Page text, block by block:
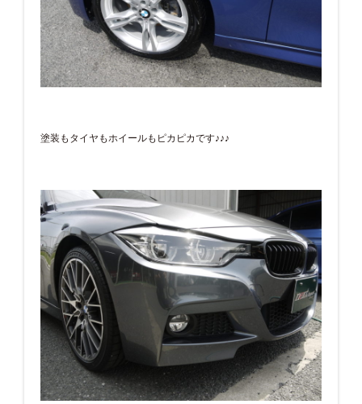
塗装もタイヤもホイールもピカピカです♪♪♪